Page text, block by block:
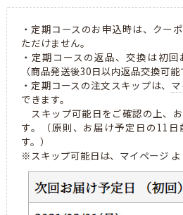
・定期コースのお申込時は、クー
ただけません。
・定期コースの返品、交換は初回
（商品発送後30日以内返品交換可能
・定期コースの注文スキップは、
できます。
スキップ可能日をご確認の上、
す。（原則、お届け予定日の11
す。）
※スキップ可能日は、 マイページ